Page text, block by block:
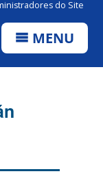
do Site
MENU